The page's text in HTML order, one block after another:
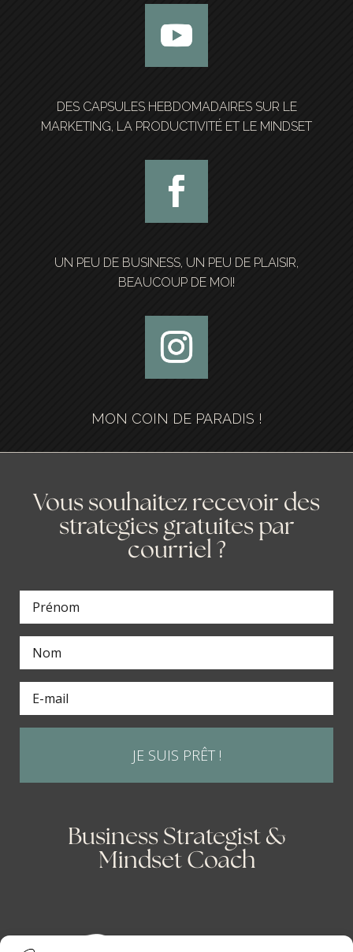
DES CAPSULES HEBDOMADAIRES SUR LE
MARKETING, LA PRODUCTIVITÉ ET LE MINDSET
UN PEU DE BUSINESS, UN PEU DE PLAISIR,
BEAUCOUP DE MOI!
MON COIN DE PARADIS !
Vous souhaitez recevoir des
strategies gratuites par
courriel ?
JE SUIS PRÊT !
Business Strategist &
Mindset Coach